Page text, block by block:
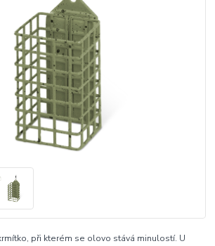
při kterém se olovo stává minulostí. U